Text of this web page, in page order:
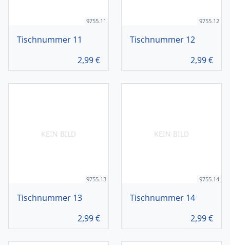
9755.11
Tischnummer 11
2,99€
9755.12
Tischnummer 12
2,99€
KEIN BILD
9755.13
Tischnummer 13
2,99€
KEIN BILD
9755.14
Tischnummer 14
2,99€